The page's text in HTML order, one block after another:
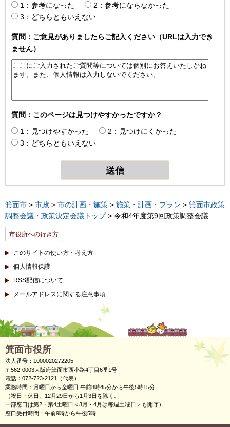
1：参考になった
2：参考にならなかった
3：どちらともいえない
質問：ご意見がありましたらご記入ください（URLは入力でき
ません）
質問：このページは見つけやすかったですか？
1：見つけやすかった
2：見つけにくかった
3：どちらともいえない
箕面市 > 市政 > 市の計画・施策 > 施策・計画・プラン > 箕面市政策
調整会議・政策決定会議トップ> 令和4年度第9回政策調整会議
市役所への行き方
このサイトの使い方・考え方
個人情報保護
RSS配信について
メールアドレスに関する注意事項
箕面市役所
法人番号：1000020272205
〒562-0003大阪府箕面市西小路4丁目6番1号
電話：072-723-2121（代表）
業務時間：月曜日から金曜日 午前8時45分から午後5時15分
（祝日・休日、12月29日から1月3日を除く。
一部窓口は第2・第4土曜日＜3月・4月は毎週土曜日＞も開庁）
窓口受付時間：午前9時から午後5時